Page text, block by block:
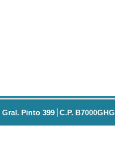
Gral. Pinto 399 C.P. B7000GHG